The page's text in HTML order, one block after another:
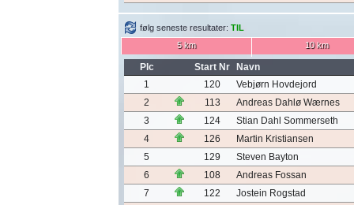
følg seneste resultater: TIL
5 km
10 km
Plc Start Nr
Navn
1
120
Vebjørn Hovdejord
2
113
Andreas Dahlø Wærnes
3
124
Stian Dahl Sommerseth
4
126
Martin Kristiansen
5
129
Steven Bayton
6
108
Andreas Fossan
7
122
Jostein Rogstad